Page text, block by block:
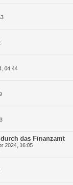
04:44
das Finanzamt
2024, 16:05